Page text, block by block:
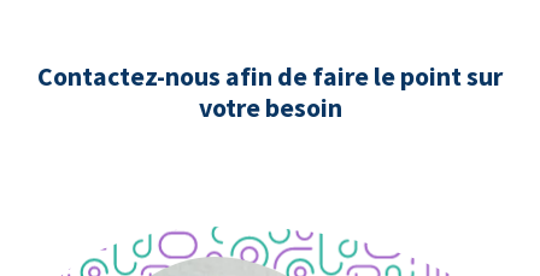
Contactez-nous afin de faire le point sur
votre besoin